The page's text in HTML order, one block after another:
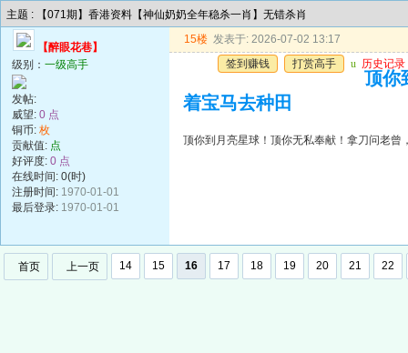
主题 : 【071期】香港资料【神仙奶奶全年稳杀一肖】无错杀肖
【醉眼花巷】
级别： 一级高手
发帖:
威望: 0 点
铜币: 枚
贡献值: 点
好评度: 0 点
在线时间: 0(时)
注册时间: 1970-01-01
最后登录: 1970-01-01
15楼 发表于: 2026-07-02 13:17
签到赚钱
打赏高手 u 历史记录
顶你
着宝马去种田
顶你到月亮星球！顶你无私奉献！拿刀问老曾
首页 上一页 14 15 16 17 18 19 20 21 22